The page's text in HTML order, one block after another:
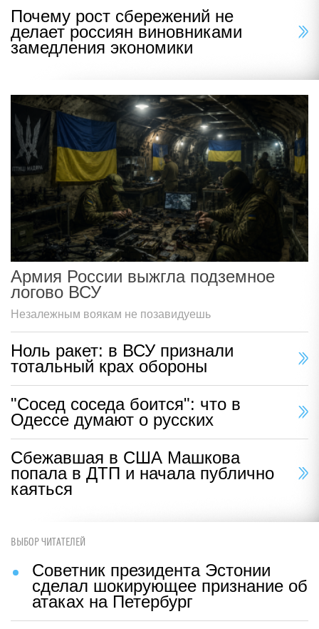
Почему рост сбережений не
делает россиян виновниками
замедления экономики
Армия России выжгла подземное
логово ВСУ
Незалежным воякам не позавидуешь
Ноль ракет: в ВСУ признали
тотальный крах обороны
"Сосед соседа боится": что в
Одессе думают о русских
Сбежавшая в США Машкова
попала в ДТП и начала публично
каяться
ВЫБОР ЧИТАТЕЛЕЙ
Советник президента Эстонии
сделал шокирующее признание об
атаках на Петербург